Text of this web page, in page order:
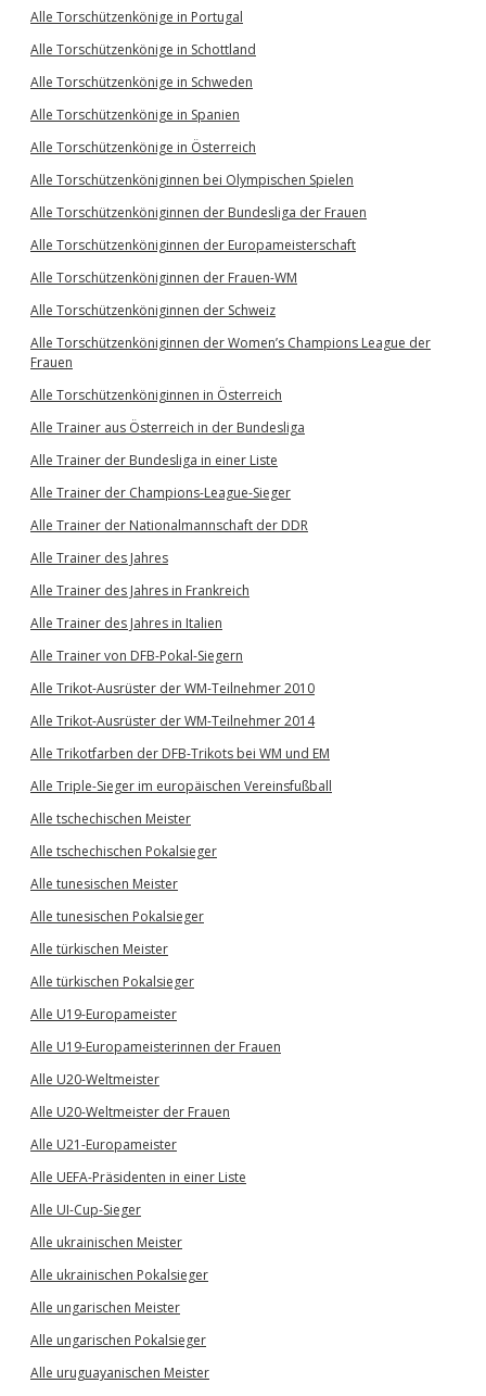
Alle Torschützenkönige in Portugal
Alle Torschützenkönige in Schottland
Alle Torschützenkönige in Schweden
Alle Torschützenkönige in Spanien
Alle Torschützenkönige in Österreich
Alle Torschützenköniginnen bei Olympischen Spielen
Alle Torschützenköniginnen der Bundesliga der Frauen
Alle Torschützenköniginnen der Europameisterschaft
Alle Torschützenköniginnen der Frauen-WM
Alle Torschützenköniginnen der Schweiz
Alle Torschützenköniginnen der Women’s Champions League der
Frauen
Alle Torschützenköniginnen in Österreich
Alle Trainer aus Österreich in der Bundesliga
Alle Trainer der Bundesliga in einer Liste
Alle Trainer der Champions-League-Sieger
Alle Trainer der Nationalmannschaft der DDR
Alle Trainer des Jahres
Alle Trainer des Jahres in Frankreich
Alle Trainer des Jahres in Italien
Alle Trainer von DFB-Pokal-Siegern
Alle Trikot-Ausrüster der WM-Teilnehmer 2010
Alle Trikot-Ausrüster der WM-Teilnehmer 2014
Alle Trikotfarben der DFB-Trikots bei WM und EM
Alle Triple-Sieger im europäischen Vereinsfußball
Alle tschechischen Meister
Alle tschechischen Pokalsieger
Alle tunesischen Meister
Alle tunesischen Pokalsieger
Alle türkischen Meister
Alle türkischen Pokalsieger
Alle U19-Europameister
Alle U19-Europameisterinnen der Frauen
Alle U20-Weltmeister
Alle U20-Weltmeister der Frauen
Alle U21-Europameister
Alle UEFA-Präsidenten in einer Liste
Alle UI-Cup-Sieger
Alle ukrainischen Meister
Alle ukrainischen Pokalsieger
Alle ungarischen Meister
Alle ungarischen Pokalsieger
Alle uruguayanischen Meister